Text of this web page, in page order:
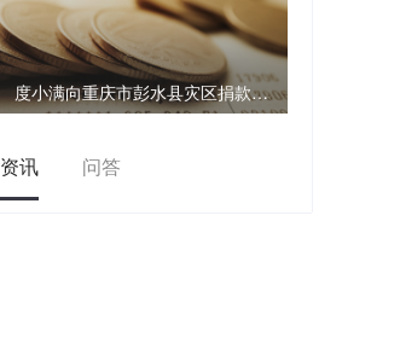
度小满向重庆市彭水县灾区捐款1000万元
资讯 问答